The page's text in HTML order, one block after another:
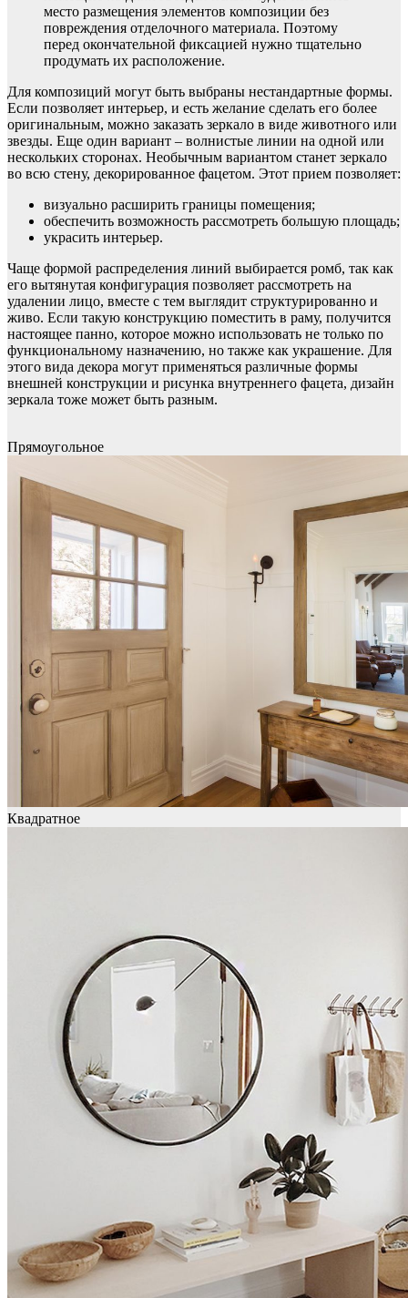
место размещения элементов композиции без
повреждения отделочного материала. Поэтому
перед окончательной фиксацией нужно тщательно
продумать их расположение.
Для композиций могут быть выбраны нестандартные формы.
Если позволяет интерьер, и есть желание сделать его более
оригинальным, можно заказать зеркало в виде животного или
звезды. Еще один вариант – волнистые линии на одной или
нескольких сторонах. Необычным вариантом станет зеркало
во всю стену, декорированное фацетом. Этот прием позволяет:
визуально расширить границы помещения;
обеспечить возможность рассмотреть большую площадь;
украсить интерьер.
Чаще формой распределения линий выбирается ромб, так как
его вытянутая конфигурация позволяет рассмотреть на
удалении лицо, вместе с тем выглядит структурированно и
живо. Если такую конструкцию поместить в раму, получится
настоящее панно, которое можно использовать не только по
функциональному назначению, но также как украшение. Для
этого вида декора могут применяться различные формы
внешней конструкции и рисунка внутреннего фацета, дизайн
зеркала тоже может быть разным.
Прямоугольное
Квадратное